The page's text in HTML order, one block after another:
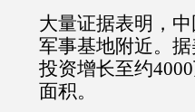
大量证据表明，
军事基地附近。
投资增长至约
面积。